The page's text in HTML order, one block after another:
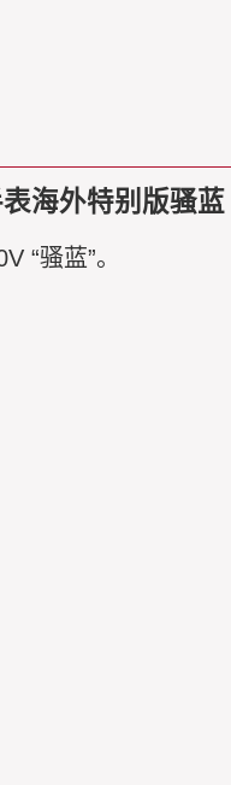
海外特别版骚蓝
“骚蓝”。